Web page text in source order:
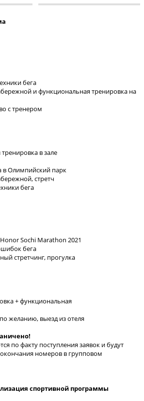
бега
и функциональная тренировка на
с тренером
в зале
в Олимпийский парк
стретч
бега
Sochi Marathon 2021
бега
стретчинг, прогулка
+ функциональная
желанию, выезд из отеля
по факту поступления заявок и будут
номеров в групповом
спортивной программы